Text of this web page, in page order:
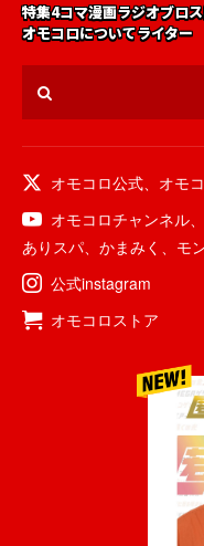
特集4コマ漫画ラジオブロス
オモコロについてライター
オモコロ公式
オモ
オモコロチャンネル
ありスパ
かまみく モ
公式instagram
オモコロストア